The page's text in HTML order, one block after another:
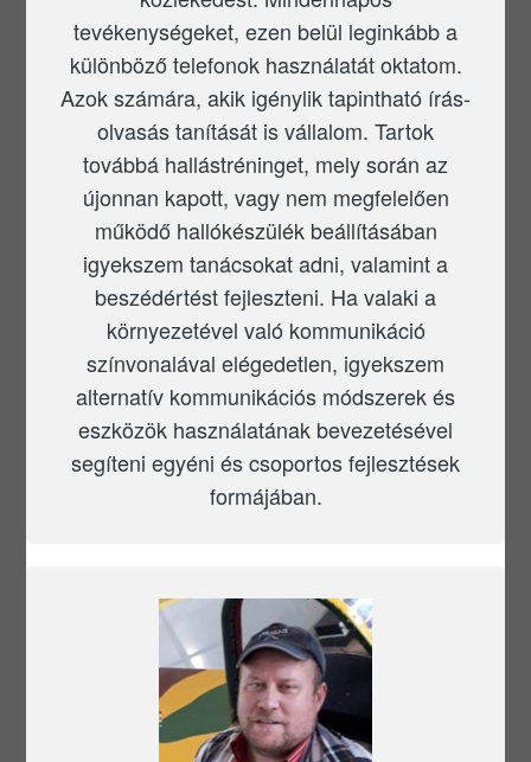
tevékenységeket, ezen belül leginkább a
különböző telefonok használatát oktatom.
Azok számára, akik igénylik tapintható írás-
olvasás tanítását is vállalom. Tartok
továbbá hallástréninget, mely során az
újonnan kapott, vagy nem megfelelően
működő hallókészülék beállításában
igyekszem tanácsokat adni, valamint a
beszédértést fejleszteni. Ha valaki a
környezetével való kommunikáció
színvonalával elégedetlen, igyekszem
alternatív kommunikációs módszerek és
eszközök használatának bevezetésével
segíteni egyéni és csoportos fejlesztések
formájában.